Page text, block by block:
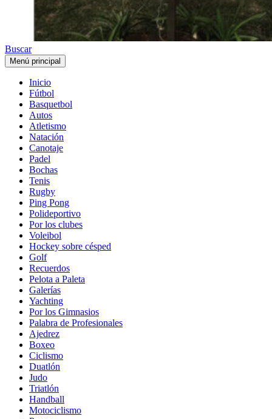
Buscar
Menú principal
Inicio
Fútbol
Basquetbol
Autos
Atletismo
Natación
Canotaje
Padel
Bochas
Tenis
Rugby
Ping Pong
Polideportivo
Por los clubes
Voleibol
Hockey sobre césped
Golf
Recuerdos
Pelota a Paleta
Galerías
Yachting
Por los Gimnasios
Palabra de Profesionales
Ajedrez
Boxeo
Ciclismo
Duatlón
Judo
Triatlón
Handball
Motociclismo